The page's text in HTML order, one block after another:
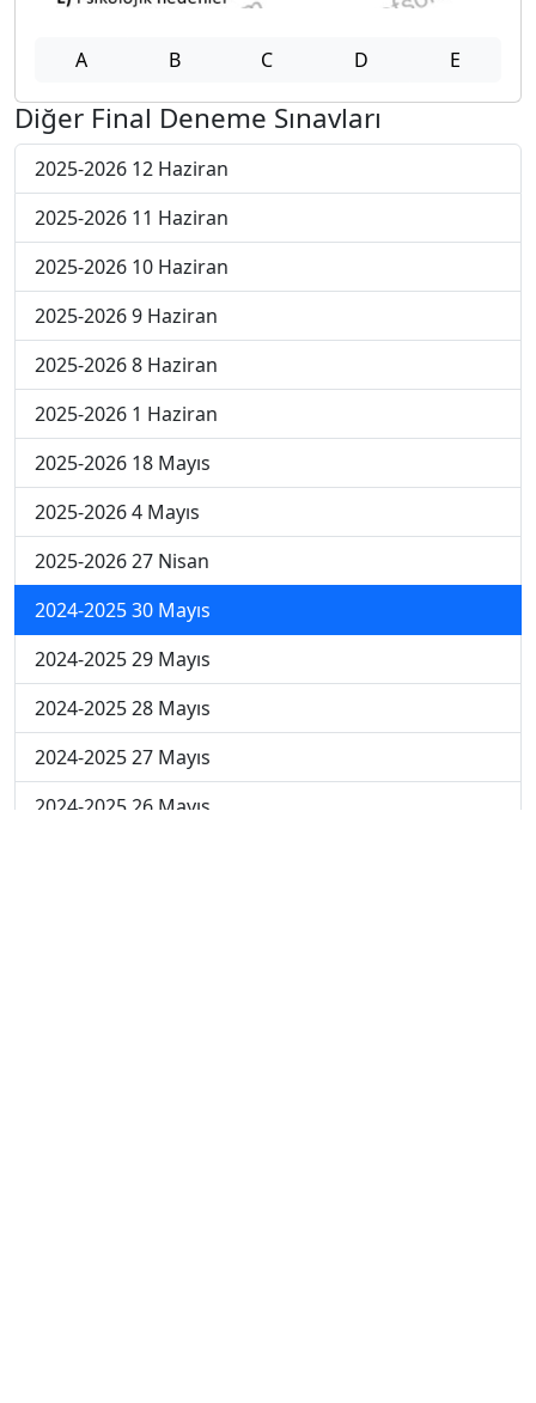
A B C D E
Diğer Final Deneme Sınavları
2025-2026 12 Haziran
2025-2026 11 Haziran
2025-2026 10 Haziran
2025-2026 9 Haziran
2025-2026 8 Haziran
2025-2026 1 Haziran
2025-2026 18 Mayıs
2025-2026 4 Mayıs
2025-2026 27 Nisan
2024-2025 30 Mayıs
2024-2025 29 Mayıs
2024-2025 28 Mayıs
2024-2025 27 Mayıs
2024-2025 26 Mayıs